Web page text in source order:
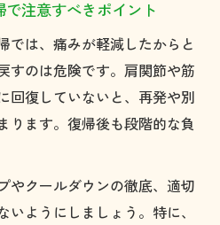
注意すべきポイント
では、痛みが軽減したからと
すのは危険です。肩関節や筋
回復していないと、再発や別
ります。復帰後も段階的な負
やクールダウンの徹底、適切
ようにしましょう。特に、